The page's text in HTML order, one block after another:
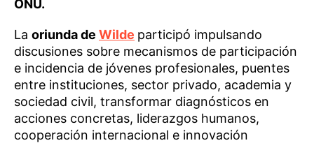
ONU.
La oriunda de Wilde participó impulsando
discusiones sobre mecanismos de participación
e incidencia de jóvenes profesionales, puentes
entre instituciones, sector privado, academia y
sociedad civil, transformar diagnósticos en
acciones concretas, liderazgos humanos,
cooperación internacional e innovación